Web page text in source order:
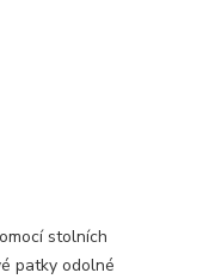
stolních
patky odolné